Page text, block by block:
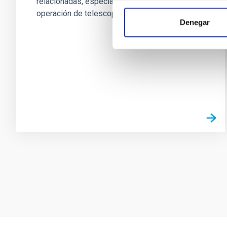
Denegar
operación de telescopios...